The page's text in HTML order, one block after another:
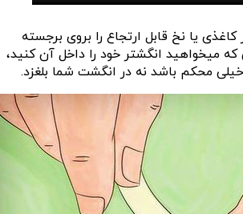
یا نخ قابل ارتجاع را بروی برجسته
میخواهید انگشتر خود را داخل آن کنید،
خیلی محکم باشد نه در انگشت شما بلغزد.